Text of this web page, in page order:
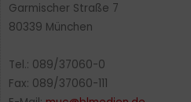
Garmischer Straße 7
80339 München
Tel.: 089/37060-0
Fax: 089/37060-111